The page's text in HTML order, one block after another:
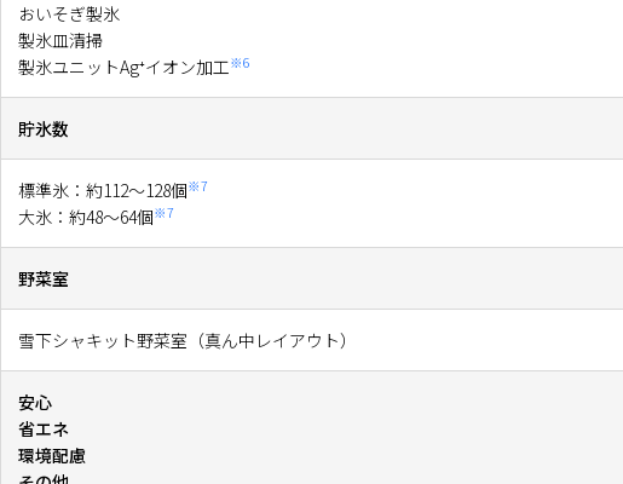
おいそぎ製氷
製氷皿清掃
製氷ユニットAg⁺イオン加工※6
貯氷数
標準氷：約112～128個※7
大氷：約48～64個※7
野菜室
雪下シャキット野菜室（真ん中レイアウト）
安心
省エネ
環境配慮